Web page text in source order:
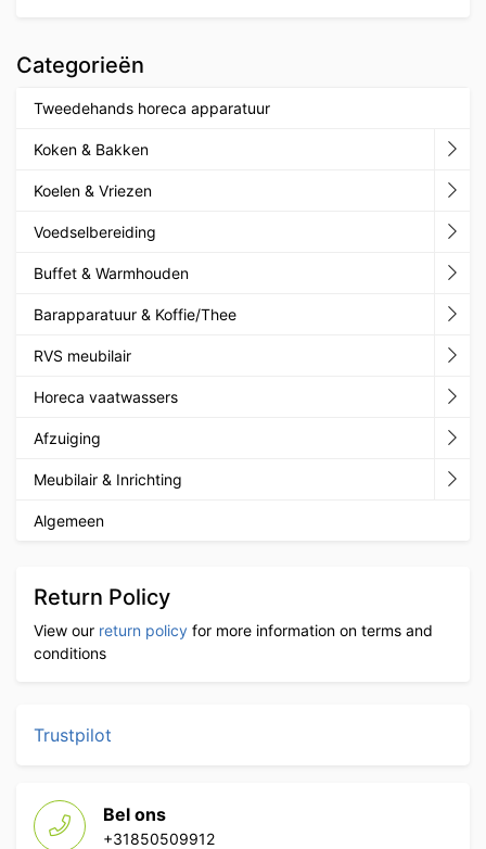
Categorieën
Tweedehands horeca apparatuur
Koken & Bakken
Koelen & Vriezen
Voedselbereiding
Buffet & Warmhouden
Barapparatuur & Koffie/Thee
RVS meubilair
Horeca vaatwassers
Afzuiging
Meubilair & Inrichting
Algemeen
Return Policy
View our return policy for more information on terms and
conditions
Trustpilot
Bel ons
+31850509912